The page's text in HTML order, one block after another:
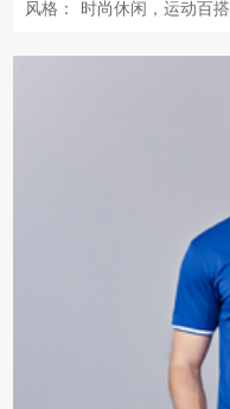
风格：
时尚休闲，运动百搭